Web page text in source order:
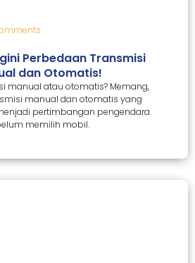
Perbedaan Transmisi
dan Otomatis!
manual atau otomatis? Memang,
manual dan otomatis yang
pertimbangan pengendara
memilih mobil.